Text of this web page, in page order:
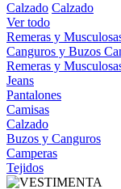
Calzado Calzado
Ver todo
Remeras y
Canguros y Buzos
Remeras y
Jeans
Pantalones
Camisas
Calzado
Buzos y Canguros
Camperas
Tejidos